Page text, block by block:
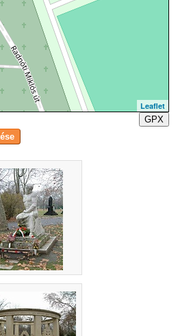
Leaflet
GPX